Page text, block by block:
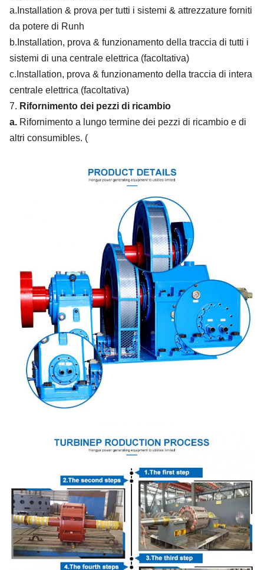
a.Installation & prova per tutti i sistemi & attrezzature forniti
da potere di Runh
b.Installation, prova & funzionamento della traccia di tutti i
sistemi di una centrale elettrica (facoltativa)
c.Installation, prova & funzionamento della traccia di intera
centrale elettrica (facoltativa)
7. Rifornimento dei pezzi di ricambio
a. Rifornimento a lungo termine dei pezzi di ricambio e di
altri consumibles. (